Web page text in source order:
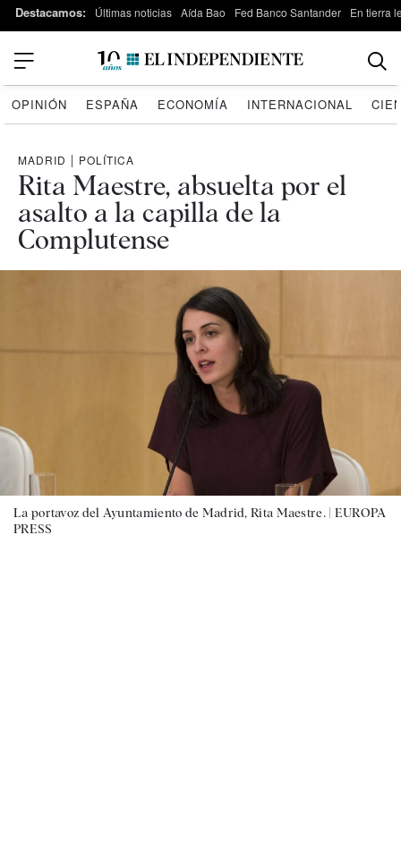
Destacamos: Últimas noticias Aída Bao Fed Banco Santander En tierra
OPINIÓN ESPAÑA ECONOMÍA INTERNACIONAL
MADRID | POLÍTICA
Rita Maestre, absuelta por el
asalto a la capilla de la
Complutense
La portavoz del Ayuntamiento de Madrid, Rita Maestre. | EUROPA
PRESS